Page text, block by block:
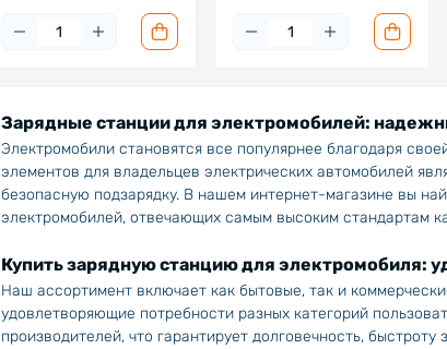
Зарядные станции для электромобилей:
Электромобили становятся все популярнее благодаря
элементов для владельцев электрических автомобилей
безопасную подзарядку. В нашем интернет-магазине вы
электромобилей, отвечающих самым высоким стандартам
Купить зарядную станцию для электромобиля:
Наш ассортимент включает как бытовые, так и
удовлетворяющие потребности разных категорий
производителей, что гарантирует долговечность,